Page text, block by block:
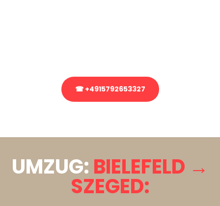
☎ +4915792653327
UMZUG: BIELEFELD →
SZEGED: